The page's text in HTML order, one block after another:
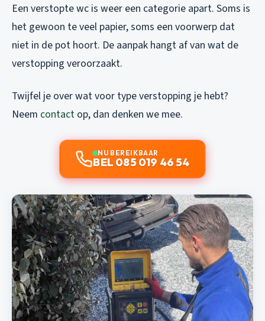
Een verstopte wc is weer een categorie apart. Soms is
het gewoon te veel papier, soms een voorwerp dat
niet in de pot hoort. De aanpak hangt af van wat de
verstopping veroorzaakt.
Twijfel je over wat voor type verstopping je hebt?
Neem contact op, dan denken we mee.
NU BEREIKBAAR
BEL 085 019 46 54